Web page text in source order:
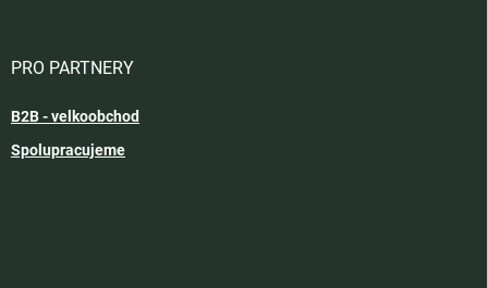
PRO PARTNERY
B2B - velkoobchod
Spolupracujeme